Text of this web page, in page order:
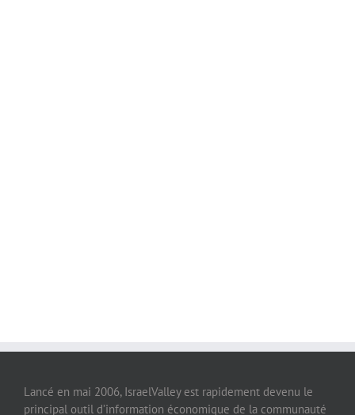
Lancé en mai 2006, IsraelValley est rapidement devenu le
principal outil d’information économique de la communauté